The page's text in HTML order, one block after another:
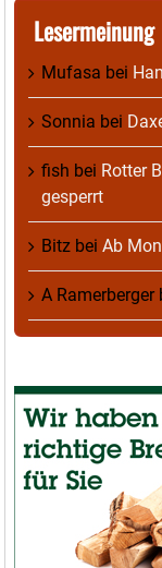
Lesermeinung
Mufasa bei
Sonnia bei
fish bei Rotter
gesperrt
Bitz bei Ab
A Ramerberger